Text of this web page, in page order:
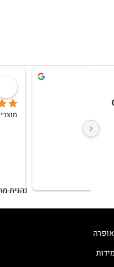
אילנה וגמן
נהנית